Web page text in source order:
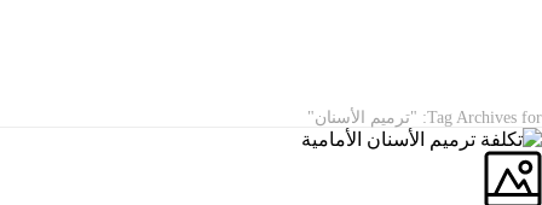
Tag Archives for: "ترميم الأسنان"